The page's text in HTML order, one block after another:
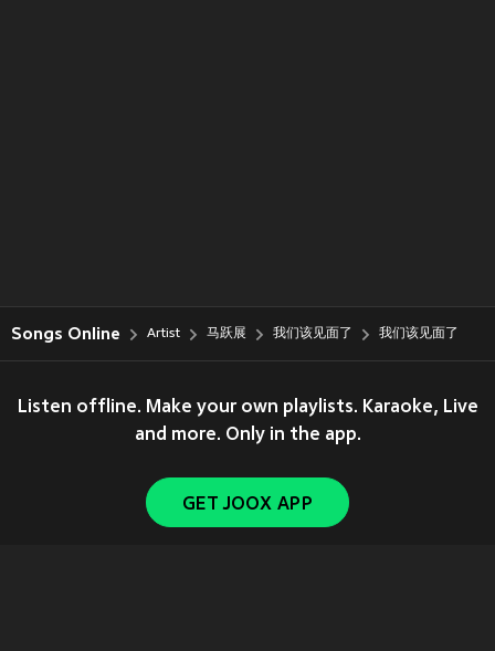
Songs Online Artist 马跃展 我们该见面了 我们该见面了
Listen offline. Make your own playlists. Karaoke, Live
and more. Only in the app.
GET JOOX APP